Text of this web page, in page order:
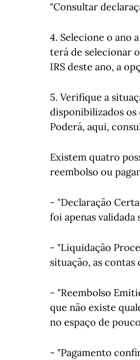
"Consultar
4. Selecione o ano
terá de selecionar
IRS deste ano, a
5. Verifique a
disponibilizados os
Poderá, aqui,
Existem quatro
reembolso ou
- "Declaração
foi apenas
- "Liquidação
situação, as
- "Reembolso
que não existe
no espaço de
- "Pagamento